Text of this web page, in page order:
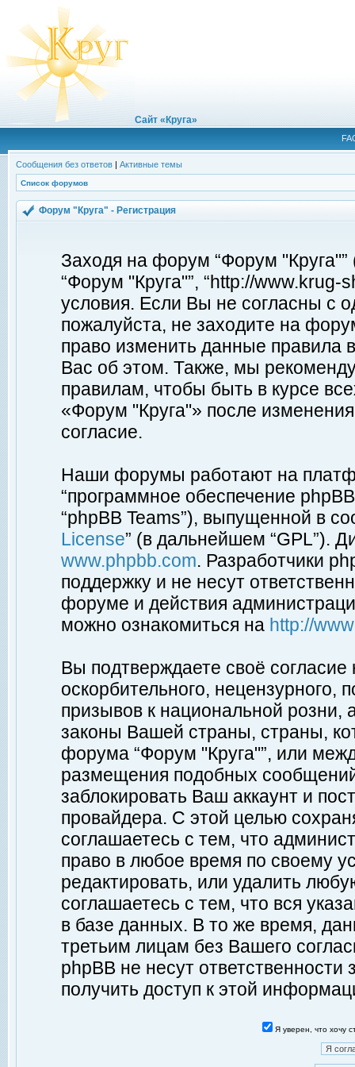
Сайт «Круга»
Сообщения без ответов | Активные темы
Список форумов
Форум "Круга" - Регистрация
Заходя на форум “Форум
“Форум "Круга"”, “http://
условия. Если Вы не согласны с
пожалуйста, не заходите на
право изменить данные правила
Вас об этом. Также, мы
правилам, чтобы быть в курсе
«Форум "Круга"» после
согласие.
Наши форумы работают на
“программное обеспечение
“phpBB Teams”), выпущенной в
License” (в дальнейшем “GPL”).
www.phpbb.com. Разработчики
поддержку и не несут
форуме и действия
можно ознакомиться на http://
Вы подтверждаете своё
оскорбительного, нецензурного,
призывов к национальной
законы Вашей страны, страны,
форума “Форум "Круга"”, или
размещения подобных
заблокировать Ваш аккаунт и
провайдера. С этой целью
соглашаетесь с тем, что
право в любое время по своему
редактировать, или удалить
соглашаетесь с тем, что вся
в базе данных. В то же время,
третьим лицам без Вашего
phpBB не несут ответственности
получить доступ к этой
Я уверен, что хочу